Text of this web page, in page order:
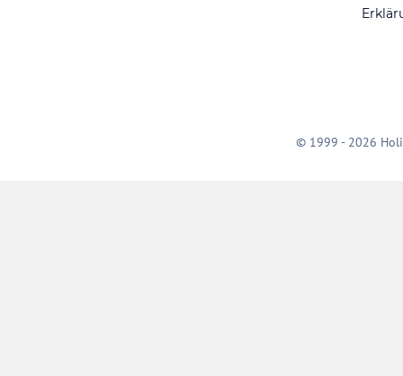
© 1999 - 2026